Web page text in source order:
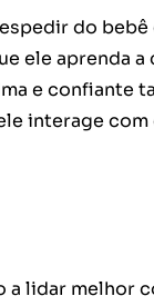
do
ele aprenda
e confiante
interage
lidar melhor